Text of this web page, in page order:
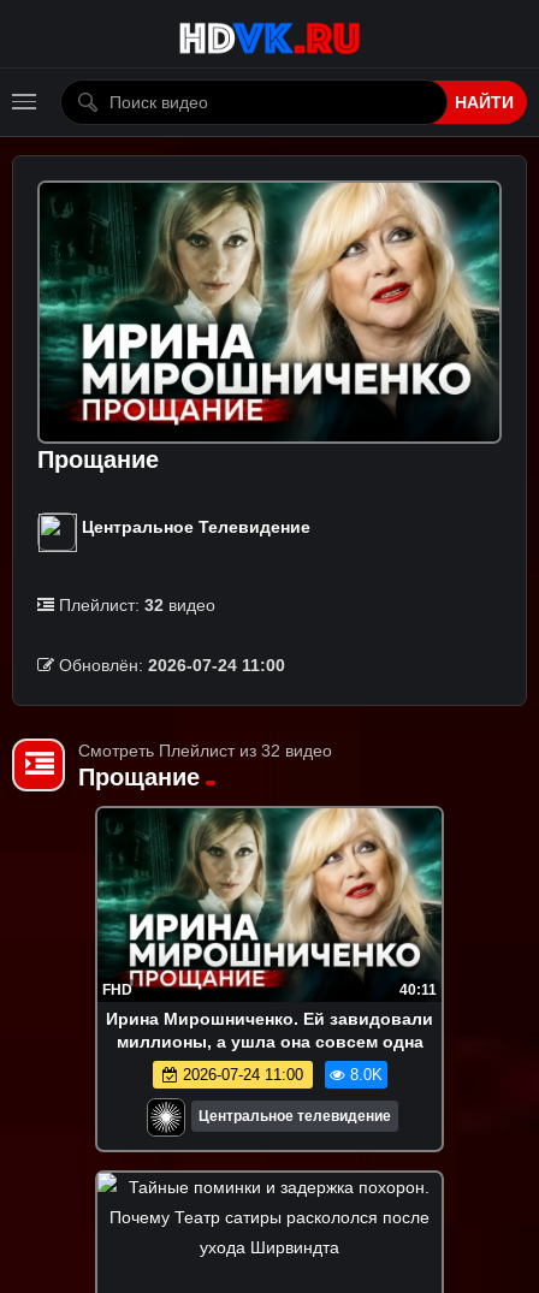
НАЙТИ
Прощание
Центральное Телевидение
Плейлист: 32 видео
Обновлён: 2026-07-24 11:00
Смотреть Плейлист из 32 видео
Прощание
FHD 40:11
Ирина Мирошниченко. Ей завидовали
миллионы, а ушла она совсем одна
2026-07-24 11:00 8.0K
Центральное телевидение